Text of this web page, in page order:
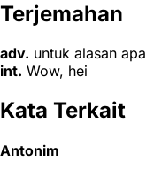
Terjemahan
adv. untuk alasan apa
int. Wow, hei
Kata Terkait
Antonim